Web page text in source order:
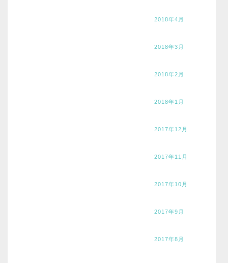
2018年4月
2018年3月
2018年2月
2018年1月
2017年12月
2017年11月
2017年10月
2017年9月
2017年8月